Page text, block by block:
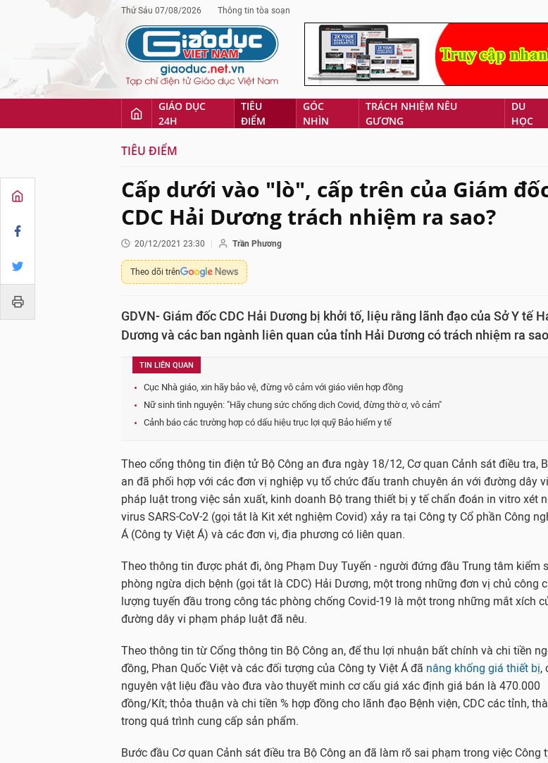
Thứ Sáu 07/08/2026 Thông tin tòa soạn
GIÁO DỤC
24H
TIÊU
ĐIỂM
GÓC
NHÌN
TRÁCH NHIỆM NÊU
GƯƠNG
DU
HỌC
TIÊU ĐIỂM
Cấp dưới vào "lò", cấp trên của Giám
CDC Hải Dương trách nhiệm ra sao?
20/12/2021 23:30 Trần Phương
Theo dõi trên
GDVN- Giám đốc CDC Hải Dương bị khởi tố, liệu rằng lãnh đạo của Sở Y tế
Dương và các ban ngành liên quan của tỉnh Hải Dương có trách nhiệm ra
TIN LIÊN QUAN
Cục Nhà giáo, xin hãy bảo vệ, đừng vô cảm với giáo viên hợp đồng
Nữ sinh tình nguyện: "Hãy chung sức chống dịch Covid, đừng thờ ơ, vô cảm"
Cảnh báo các trường hợp có dấu hiệu trục lợi quỹ Bảo hiểm y tế
Theo cổng thông tin điện tử Bộ Công an đưa ngày 18/12, Cơ quan Cảnh sát điều tra,
an đã phối hợp với các đơn vị nghiệp vụ tổ chức đấu tranh chuyên án với đường dây
pháp luật trong việc sản xuất, kinh doanh Bộ trang thiết bị y tế chẩn đoán in vitro xét
virus SARS-CoV-2 (gọi tắt là Kit xét nghiệm Covid) xảy ra tại Công ty Cổ phần Công
Á (Công ty Việt Á) và các đơn vị, địa phương có liên quan.
Theo thông tin được phát đi, ông Phạm Duy Tuyến - người đứng đầu Trung tâm kiểm
phòng ngừa dịch bệnh (gọi tắt là CDC) Hải Dương, một trong những đơn vị chủ công
lượng tuyến đầu trong công tác phòng chống Covid-19 là một trong những mắt xích
đường dây vi phạm pháp luật đã nêu.
Theo thông tin từ Cổng thông tin Bộ Công an, để thu lợi nhuận bất chính và chi tiền
đồng, Phan Quốc Việt và các đối tượng của Công ty Việt Á đã nâng khống giá thiết bị,
nguyên vật liệu đầu vào đưa vào thuyết minh cơ cấu giá xác định giá bán là 470.000
đồng/Kít; thỏa thuận và chi tiền % hợp đồng cho lãnh đạo Bệnh viện, CDC các tỉnh,
trong quá trình cung cấp sản phẩm.
Bước đầu Cơ quan Cảnh sát điều tra Bộ Công an đã làm rõ sai phạm trong việc Công